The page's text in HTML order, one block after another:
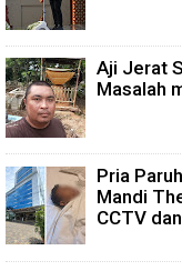
Aji Jerat
Masalah
Pria
Mandi
CCTV